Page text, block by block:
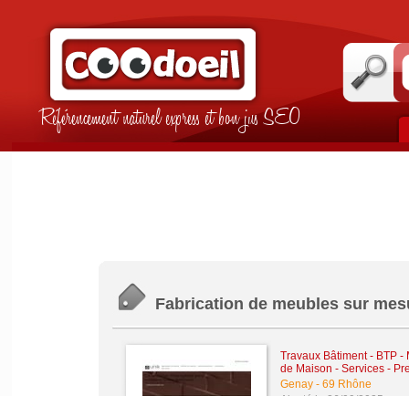
Référencement naturel express et bon jus SEO
Fabrication de meubles sur
Travaux Bâtiment - BTP
de Maison - Services -
Genay- 69 Rhône